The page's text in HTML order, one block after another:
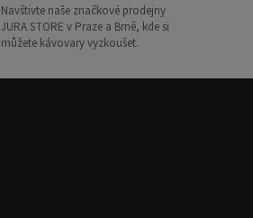
Navštivte naše značkové prodejny
JURA STORE v Praze a Brně, kde si
můžete kávovary vyzkoušet.